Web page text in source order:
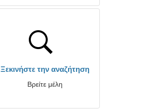
Ξεκινήστε την αναζήτηση
Βρείτε μέλη